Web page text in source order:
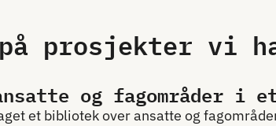
på prosjekter vi
og fagområder i
et bibliotek over ansatte og